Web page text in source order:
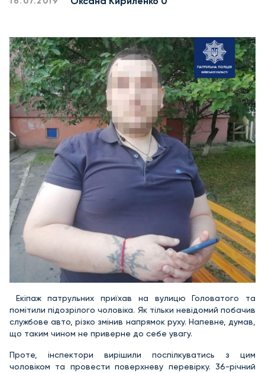
Екіпаж патрульних приїхав на вулицю Головатого та
помітили підозрілого чоловіка. Як тільки невідомий побачив
службове авто, різко змінив напрямок руху. Напевне, думав,
що таким чином не приверне до себе увагу.
Проте, інспектори вирішили поспілкуватись з цим
чоловіком та провести поверхневу перевірку. 36-річний